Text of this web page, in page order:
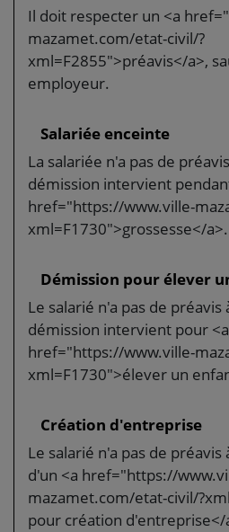
Il doit respecter un <a
mazamet.com/etat-civil/?
xml=F2855">préavis</a>,
employeur.
Salariée enceinte
La salariée n'a pas de
démission intervient
href="https://www.ville-
xml=F1730">grossesse</a>.
Démission pour élever
Le salarié n'a pas de
démission intervient pour <a
href="https://www.ville-
xml=F1730">élever un
Création d'entreprise
Le salarié n'a pas de
d'un <a href="https://
mazamet.com/etat-civil/
pour création d'entreprise</